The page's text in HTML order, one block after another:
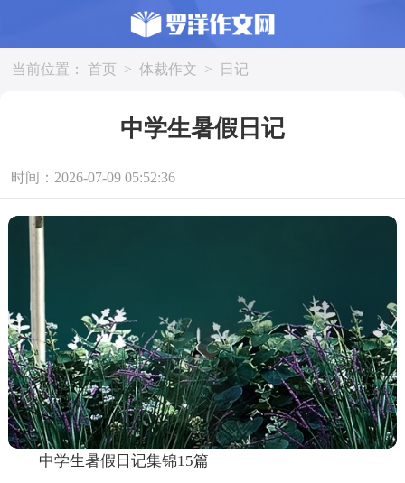
当前位置： 首页 > 体裁作文 > 日记
中学生暑假日记
时间：2026-07-09 05:52:36
中学生暑假日记集锦15篇